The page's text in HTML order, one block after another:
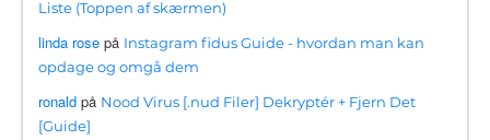
Liste (Toppen af ​​skærmen)
linda rose på Instagram fidus Guide - hvordan man kan
opdage og omgå dem
ronald på Nood Virus [.nud Filer] Dekryptér + Fjern Det
[Guide]